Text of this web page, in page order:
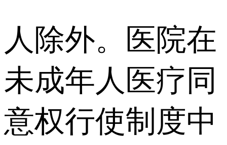
人除外。医院在
未成年人医疗同
意权行使制度中